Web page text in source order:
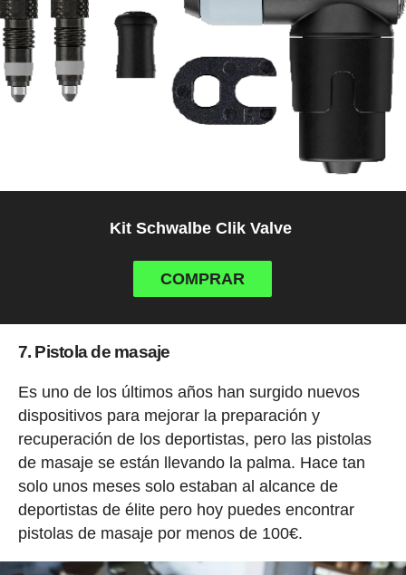
Kit Schwalbe Clik Valve
COMPRAR
7. Pistola de masaje
Es uno de los últimos años han surgido nuevos
dispositivos para mejorar la preparación y
recuperación de los deportistas, pero las pistolas
de masaje se están llevando la palma. Hace tan
solo unos meses solo estaban al alcance de
deportistas de élite pero hoy puedes encontrar
pistolas de masaje por menos de 100€.